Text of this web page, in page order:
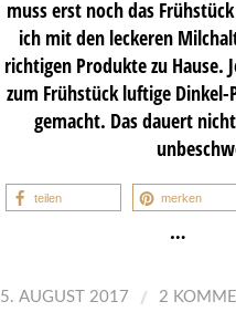
muss erst noch das
ich mit den leckeren
richtigen Produkte zu Hause.
zum Frühstück luftige
gemacht. Das dauert
teilen merken
…
5. AUGUST 2017 / 2